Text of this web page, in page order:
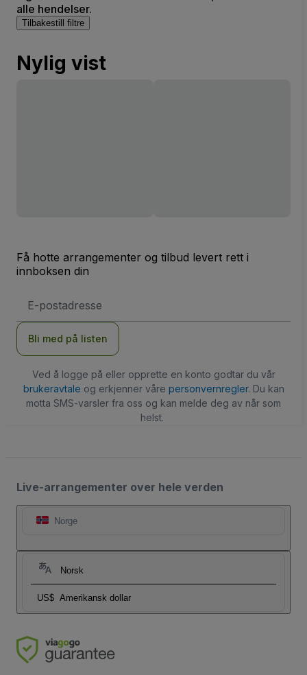
alle hendelser.
Tilbakestill filtre
Nylig vist
Få hotte arrangementer og tilbud levert rett i
innboksen din
postadresse
Bli med på listen
Ved å logge på eller opprette en konto godtar du vår
brukeravtale og erkjenner våre personvernregler. Du kan
motta SMS-varsler fra oss og kan melde deg av når som
helst.
Live-arrangementer over hele verden
Norge
Norsk
US$ Amerikansk dollar